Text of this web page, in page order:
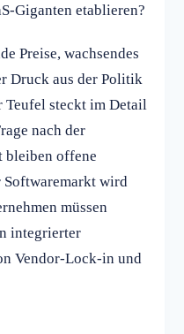
Giganten etablieren?
Preise, wachsendes
Druck aus der Politik
Teufel steckt im Detail
nach der
bleiben offene
Softwaremarkt wird
müssen
integrierter
Vendor-Lock-in und